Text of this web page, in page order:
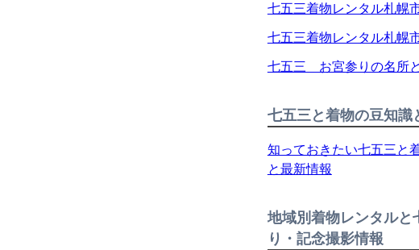
七五三着物レンタル札幌
七五三着物レンタル札幌
七五三 お宮参りの名所
七五三と着物の豆知識
知っておきたい七五三と
と最新情報
地域別着物レンタルと
り・記念撮影情報